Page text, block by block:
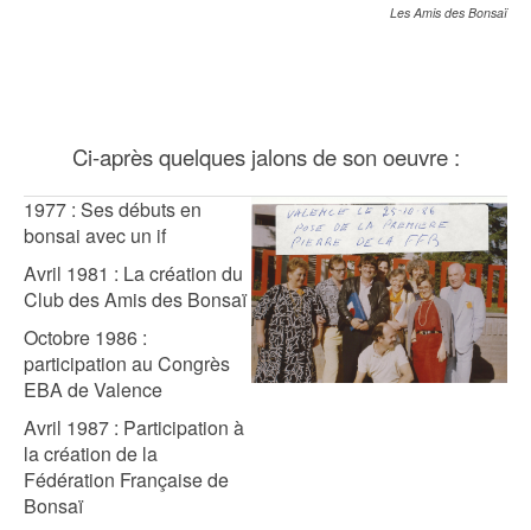
Les Amis des Bonsaï
Ci-après quelques jalons de son oeuvre :
1977 : Ses débuts en
bonsai avec un if
Avril 1981 : La création du
Club des Amis des Bonsaï
Octobre 1986 :
participation au Congrès
EBA de Valence
Avril 1987 : Participation à
la création de la
Fédération Française de
Bonsaï